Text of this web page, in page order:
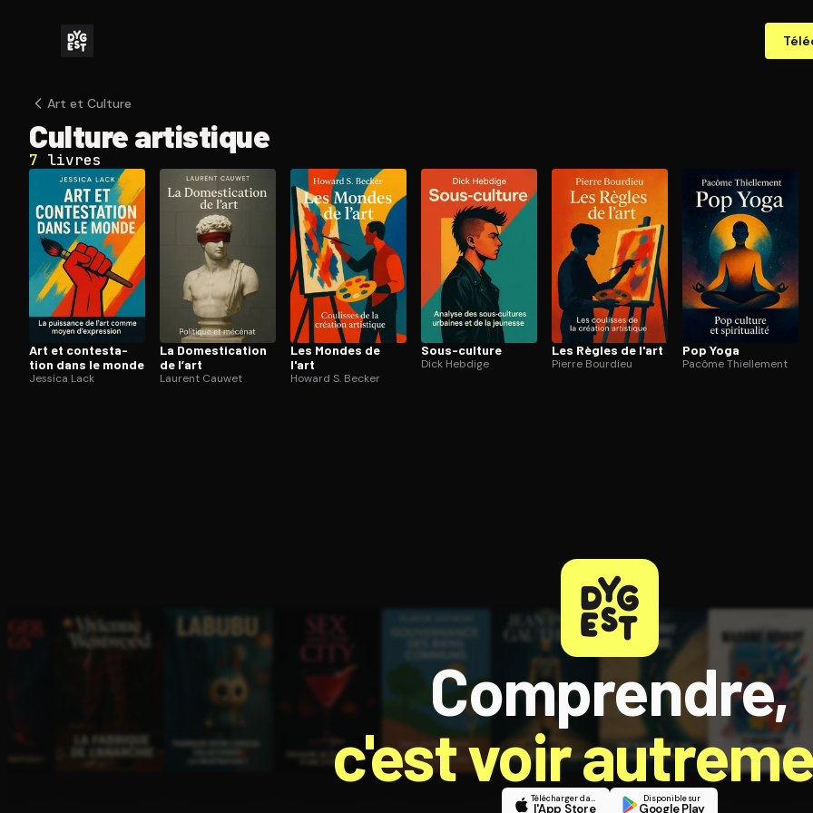
Art et Culture
Culture artistique
7 livres
Art et contes­ta­
tion dans le monde
Jessica Lack
La Do­mes­ti­ca­tion
de l’art
Laurent Cauwet
Les Mondes de
l'art
Howard S. Becker
Sous-culture
Dick Hebdige
Les Règles de l'art
Pierre Bourdieu
Pop Yoga
Pacôme Thiellement
Comprendre,
c'est voir
Télécharger dans
l'App Store
Disponible sur
Google Play